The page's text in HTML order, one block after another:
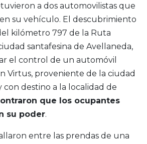
a dos automovilistas que
en su vehículo. El descubrimiento
kilómetro 797 de la Ruta
santafesina de Avellaneda,
el control de un automóvil
Virtus, proveniente de la ciudad
con destino a la localidad de
que los ocupantes
su poder.
entre las prendas de una